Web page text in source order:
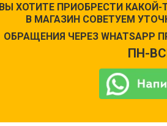
ХОТИТЕ ПРИОБРЕСТИ
В МАГАЗИН СОВЕТУЕМ
ОБРАЩЕНИЯ ЧЕРЕЗ
ПН-